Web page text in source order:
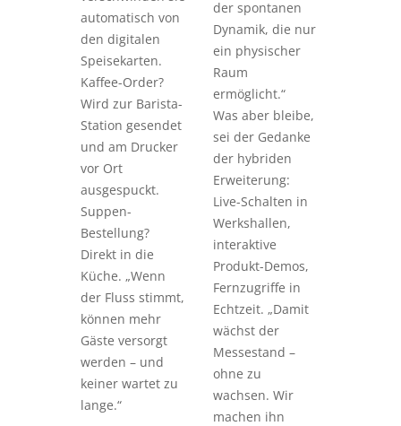
automatisch von
den digitalen
Speisekarten.
Kaffee-Order?
Wird zur Barista-
Station gesendet
und am Drucker
vor Ort
ausgespuckt.
Suppen-
Bestellung?
Direkt in die
Küche. „Wenn
der Fluss stimmt,
können mehr
Gäste versorgt
werden – und
keiner wartet zu
lange.“
der spontanen
Dynamik, die nur
ein physischer
Raum
ermöglicht.“
Was aber bleibe,
sei der Gedanke
der hybriden
Erweiterung:
Live-Schalten in
Werkshallen,
interaktive
Produkt-Demos,
Fernzugriffe in
Echtzeit. „Damit
wächst der
Messestand –
ohne zu
wachsen. Wir
machen ihn